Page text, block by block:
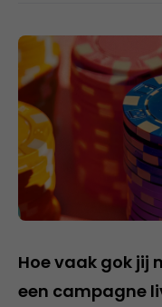
Hoe vaak gok jij
een campagne